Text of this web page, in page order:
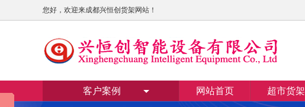
您好，欢迎来成都兴恒创货架网站！
客户案例 网站首页 超市货架